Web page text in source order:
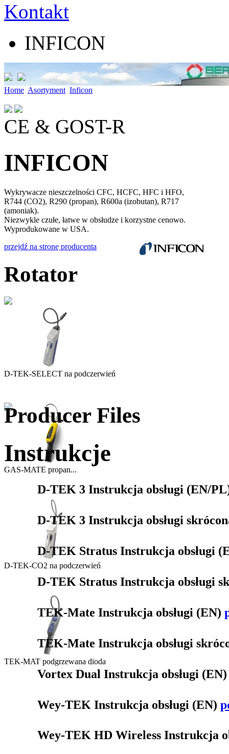
Kontakt
INFICON
Home Asortyment Inficon
CE & GOST-R
INFICON
Wykrywacze nieszczelności CFC, HCFC, HFC i HFO,
R744 (CO2), R290 (propan), R600a (izobutan), R717
(amoniak).
Niezwykle czułe, łatwe w obsłudze i korzystne cenowo.
Wyprodukowane w USA.
przejdź na stronę producenta
Rotator
D-TEK-SELECT na podczerwień
GAS-MATE propan...
D-TEK-CO2 na podczerwień
TEK-MAT podgrzewana dioda
Producer Files
Instrukcje
D-TEK 3 Instrukcja obsługi (EN/
D-TEK 3 Instrukcja obsługi
D-TEK Stratus Instrukcja obsługi
D-TEK Stratus Instrukcja obsługi
TEK-Mate Instrukcja obsługi (EN)
TEK-Mate Instrukcja obsługi
Vortex Dual Instrukcja obsługi
Wey-TEK Instrukcja obsługi (EN)
Wey-TEK HD Wireless Instrukcja